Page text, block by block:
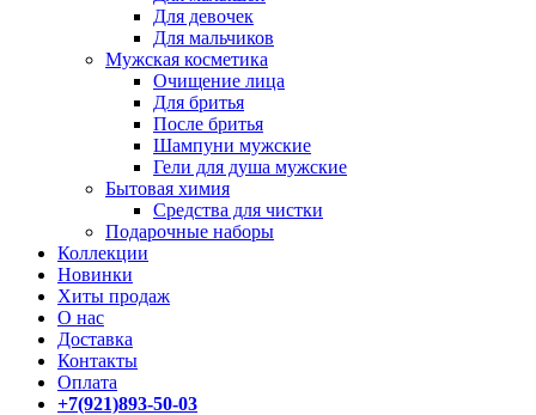
Для девочек
Для мальчиков
Мужская косметика
Очищение лица
Для бритья
После бритья
Шампуни мужские
Гели для душа мужские
Бытовая химия
Средства для чистки
Подарочные наборы
Коллекции
Новинки
Хиты продаж
О нас
Доставка
Контакты
Оплата
+7(921)893-50-03